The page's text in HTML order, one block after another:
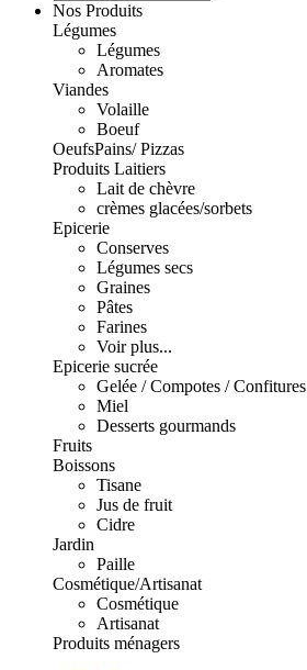
Nos Produits
Légumes
Légumes
Aromates
Viandes
Volaille
Boeuf
OeufsPains/ Pizzas
Produits Laitiers
Lait de chèvre
crèmes glacées/sorbets
Epicerie
Conserves
Légumes secs
Graines
Pâtes
Farines
Voir plus...
Epicerie sucrée
Gelée / Compotes / Confitures
Miel
Desserts gourmands
Fruits
Boissons
Tisane
Jus de fruit
Cidre
Jardin
Paille
Cosmétique/Artisanat
Cosmétique
Artisanat
Produits ménagers